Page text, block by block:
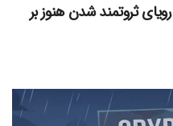
چرا رویای ثروتمند شدن هنوز بر